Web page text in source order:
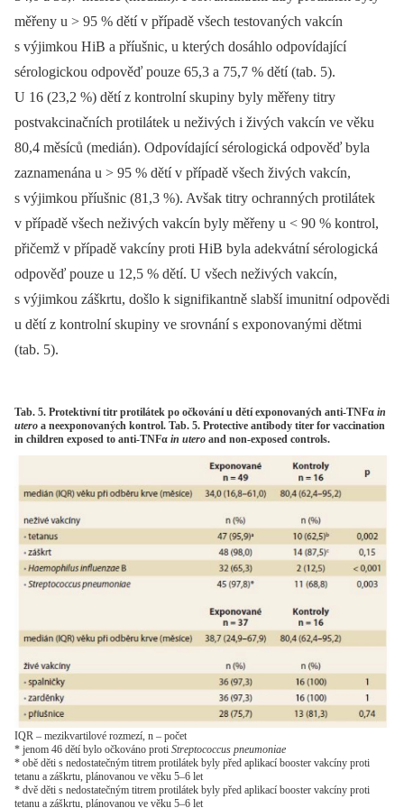
měřeny u > 95 % dětí v případě všech testovaných vakcín
s výjimkou HiB a příušnic, u kterých dosáhlo odpovídající
sérologickou odpověď pouze 65,3 a 75,7 % dětí (tab. 5).
U 16 (23,2 %) dětí z kontrolní skupiny byly měřeny titry
postvakcinačních protilátek u neživých i živých vakcín ve věku
80,4 měsíců (medián). Odpovídající sérologická odpověď byla
zaznamenána u > 95 % dětí v případě všech živých vakcín,
s výjimkou příušnic (81,3 %). Avšak titry ochran­ných protilátek
v případě všech neživých vakcín byly měřeny u < 90 % kontrol,
přičemž v případě vakcíny proti HiB byla adekvátní sérologická
odpověď pouze u 12,5 % dětí. U všech neživých vakcín,
s výjimkou záškrtu, došlo k signifikantně slabší imunitní odpovědi
u dětí z kontrolní skupiny ve srovnání s exponovanými dětmi
(tab. 5).
Tab. 5. Protektivní titr protilátek po očkování u dětí exponovaných anti-TNFα in
utero a neexponovaných kontrol. Tab. 5. Protective antibody titer for vaccination
in children exposed to anti-TNFα in utero and non-exposed controls.
IQR – mezikvartilové rozmezí, n – počet
* jenom 46 dětí bylo očkováno proti Streptococcus pneumoniae
* obě děti s nedostatečným titrem protilátek byly před aplikací booster vakcíny proti
tetanu a záškrtu, plánovanou ve věku 5–6 let
* dvě děti s nedostatečným titrem protilátek byly před aplikací booster vakcíny proti
tetanu a záškrtu, plánovanou ve věku 5–6 let